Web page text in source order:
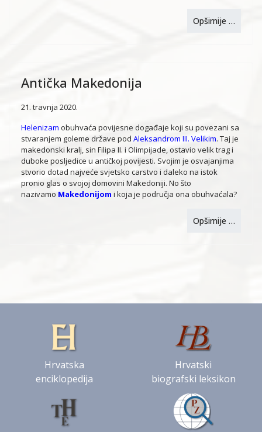
Opširnije …
Antička Makedonija
21. travnja 2020.
Helenizam obuhvaća povijesne događaje koji su povezani sa
stvaranjem goleme države pod Aleksandrom III. Velikim. Taj je
makedonski kralj, sin Filipa II. i Olimpijade, ostavio velik trag i
duboke posljedice u antičkoj povijesti. Svojim je osvajanjima
stvorio dotad najveće svjetsko carstvo i daleko na istok
pronio glas o svojoj domovini Makedoniji. No što
nazivamo Makedonijom i koja je područja ona obuhvaćala?
Opširnije …
Hrvatska
enciklopedija
Hrvatski
biografski leksikon